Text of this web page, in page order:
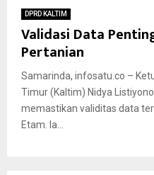
DPRD KALTIM
Validasi Data
Pertanian
Samarinda, infosatu.co –
Timur (Kaltim) Nidya
memastikan validitas data
Etam. Ia...